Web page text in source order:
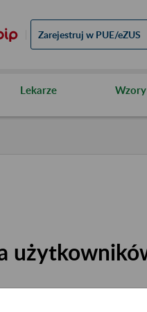
Zarejestruj w PUE/eZUS
Lekarze